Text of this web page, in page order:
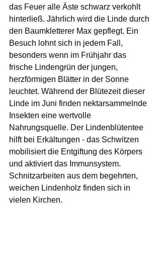
das Feuer alle Äste schwarz verkohlt
hinterließ. Jährlich wird die Linde durch
den Baumkletterer Max gepflegt. Ein
Besuch lohnt sich in jedem Fall,
besonders wenn im Frühjahr das
frische Lindengrün der jungen,
herzförmigen Blätter in der Sonne
leuchtet. Während der Blütezeit dieser
Linde im Juni finden nektarsammelnde
Insekten eine wertvolle
Nahrungsquelle. Der Lindenblütentee
hilft bei Erkältungen - das Schwitzen
mobilisiert die Entgiftung des Körpers
und aktiviert das Immunsystem.
Schnitzarbeiten aus dem begehrten,
weichen Lindenholz finden sich in
vielen Kirchen.